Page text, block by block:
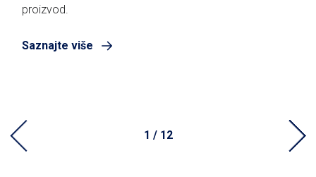
proizvod.
Saznajte više
1 / 12